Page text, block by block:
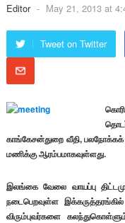
Editor - May 21, 2013 at
Tweet on Twitter
காங்கேசன்துறை வீதி, பலநோக்கக்
மணிக்கு ஆரம்பமாகவுள்ளது.
இலங்கை வேலை வாயப்பு
நடைபெறவுள்ள
விரும்புவர்களை